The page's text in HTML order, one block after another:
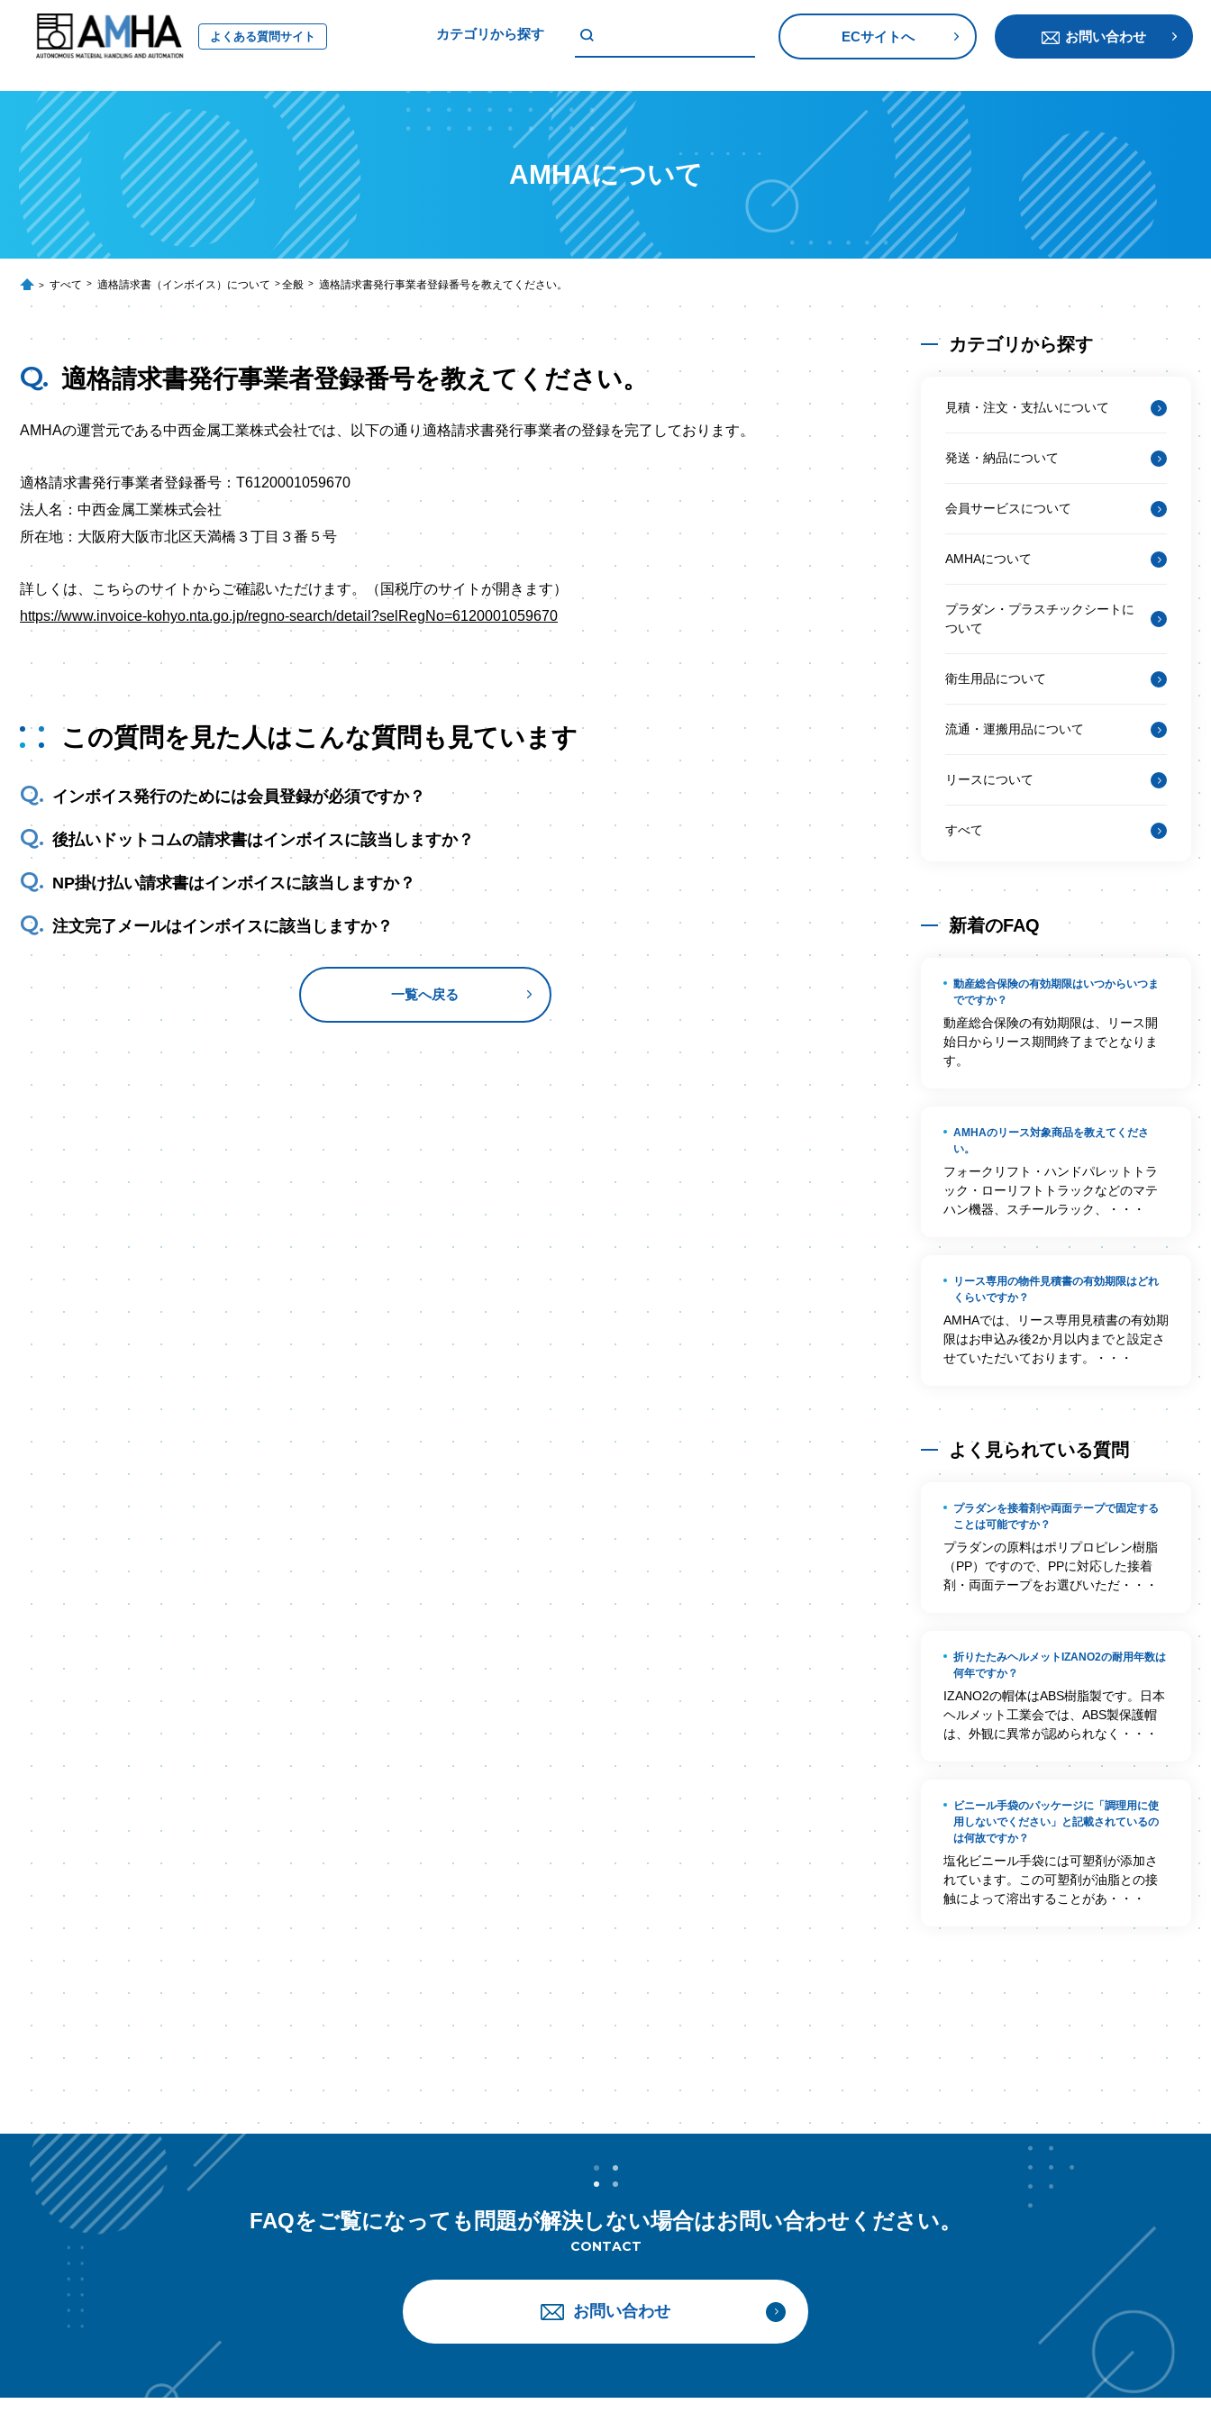
よくある質問サイト カテゴリから探す ECサイトへ お問い合わせ
AMHAについて
すべて 適格請求書（インボイス）について 全般 適格請求書発行事業者登録番号を教えてください。
適格請求書発行事業者登録番号を教えてください。
AMHAの運営元である中西金属工業株式会社では、以下の通り適格請求書発行事業者の登録を完了しております。
適格請求書発行事業者登録番号：T6120001059670
法人名：中西金属工業株式会社
所在地：大阪府大阪市北区天満橋３丁目３番５号
詳しくは、こちらのサイトからご確認いただけます。（国税庁のサイトが開きます）
https://www.invoice-kohyo.nta.go.jp/regno-search/detail?selRegNo=6120001059670
この質問を見た人はこんな質問も見ています
インボイス発行のためには会員登録が必須ですか？
後払いドットコムの請求書はインボイスに該当しますか？
NP掛け払い請求書はインボイスに該当しますか？
注文完了メールはインボイスに該当しますか？
一覧へ戻る
カテゴリから探す
見積・注文・支払いについて
発送・納品について
会員サービスについて
AMHAについて
プラダン・プラスチックシートに
ついて
衛生用品について
流通・運搬用品について
リースについて
すべて
新着のFAQ
動産総合保険の有効期限はいつからいつま
でですか？
動産総合保険の有効期限は、リース開
始日からリース期間終了までとなりま
す。
AMHAのリース対象商品を教えてくださ
い。
フォークリフト・ハンドパレットトラ
ック・ローリフトトラックなどのマテ
ハン機器、スチールラック、・・・
リース専用の物件見積書の有効期限はどれ
くらいですか？
AMHAでは、リース専用見積書の有効期
限はお申込み後2か月以内までと設定さ
せていただいております。・・・
よく見られている質問
プラダンを接着剤や両面テープで固定する
ことは可能ですか？
プラダンの原料はポリプロピレン樹脂
（PP）ですので、PPに対応した接着
剤・両面テープをお選びいただ・・・
折りたたみヘルメットIZANO2の耐用年数は
何年ですか？
IZANO2の帽体はABS樹脂製です。日本
ヘルメット工業会では、ABS製保護帽
は、外観に異常が認められなく・・・
ビニール手袋のパッケージに「調理用に使
用しないでください」と記載されているの
は何故ですか？
塩化ビニール手袋には可塑剤が添加さ
れています。この可塑剤が油脂との接
触によって溶出することがあ・・・
FAQをご覧になっても問題が解決しない場合はお問い合わせください。
CONTACT
お問い合わせ